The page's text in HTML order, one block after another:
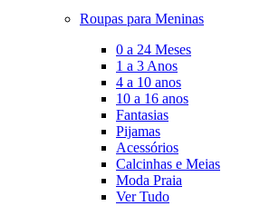
Roupas para Meninas
0 a 24 Meses
1 a 3 Anos
4 a 10 anos
10 a 16 anos
Fantasias
Pijamas
Acessórios
Calcinhas e Meias
Moda Praia
Ver Tudo